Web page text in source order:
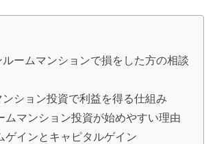
ームマンションで損をした方の相談
ンション投資で利益を得る仕組み
ムマンション投資が始めやすい理由
ゲインとキャピタルゲイン